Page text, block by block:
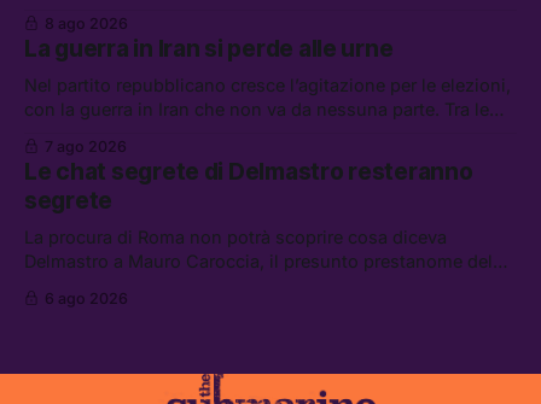
di difesa tra Arabia Saudita, Pakistan e Turchia, la crisi del
carburante irregolare, e un altro caso di IA ribelle
8 ago 2026
La guerra in Iran si perde alle urne
Nel partito repubblicano cresce l’agitazione per le elezioni,
con la guerra in Iran che non va da nessuna parte. Tra le
lavoro, Schlein prova a mettere in sicurezza la coalizione, e
che cos’è lo “Spiralismo,” la religione degli agenti IA
7 ago 2026
Le chat segrete di Delmastro resteranno
segrete
La procura di Roma non potrà scoprire cosa diceva
Delmastro a Mauro Caroccia, il presunto prestanome del
attacchi in Libano, il governo chiederà 36 miliardi di
6 ago 2026